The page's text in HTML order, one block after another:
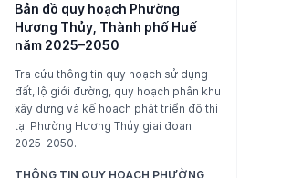
Bản đồ quy hoạch Phường
Hương Thủy, Thành phố Huế
năm 2025–2050
Tra cứu thông tin quy hoạch sử dụng
đất, lộ giới đường, quy hoạch phân khu
xây dựng và kế hoạch phát triển đô thị
tại Phường Hương Thủy giai đoạn
2025–2050.
THÔNG TIN QUY HOẠCH PHƯỜNG